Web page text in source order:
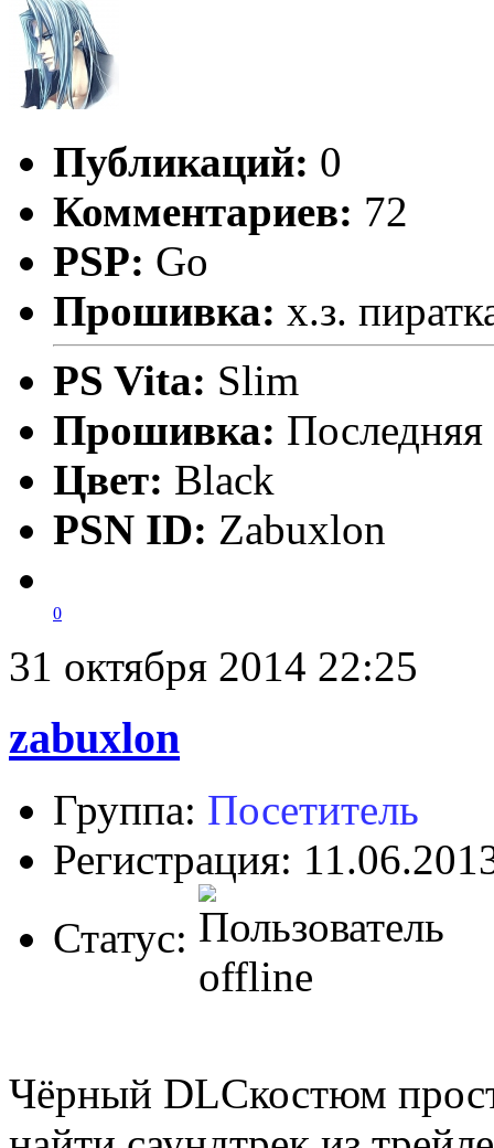
Публикаций: 0
Комментариев: 72
PSP: Go
Прошивка: х.з.
PS Vita: Slim
Прошивка: Последняя
Цвет: Black
PSN ID: Zabuxlon
0
31 октября 2014 22:25
zabuxlon
Группа: Посетитель
Регистрация:
Статус:
Чёрный DLCкостюм